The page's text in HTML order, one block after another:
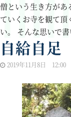
僧という生き方があ
ていくお寺を観て頂
い。 そんな思いで書
自給自足
2019年11月8日 12:00